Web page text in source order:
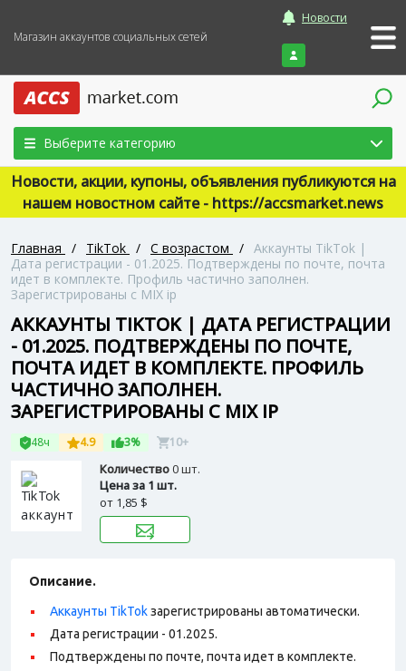
Магазин аккаунтов социальных сетей
Новости
Войти
Выберите категорию
Новости, акции, купоны, объявления публикуются на
нашем новостном сайте - https://accsmarket.news
Главная / TikTok / С возрастом / Аккаунты TikTok |
Дата регистрации - 01.2025. Подтверждены по почте, почта
идет в комплекте. Профиль частично заполнен.
Зарегистрированы с MIX ip
АККАУНТЫ TIKTOK | ДАТА РЕГИСТРАЦИИ
- 01.2025. ПОДТВЕРЖДЕНЫ ПО ПОЧТЕ,
ПОЧТА ИДЕТ В КОМПЛЕКТЕ. ПРОФИЛЬ
ЧАСТИЧНО ЗАПОЛНЕН.
ЗАРЕГИСТРИРОВАНЫ С MIX IP
48ч 4.9 3% 10+
Количество0 шт.
Цена за 1 шт.
от 1,85 $
Описание.
Аккаунты TikTokзарегистрированы автоматически.
Дата регистрации - 01.2025.
Подтверждены по почте, почта идет в комплекте.